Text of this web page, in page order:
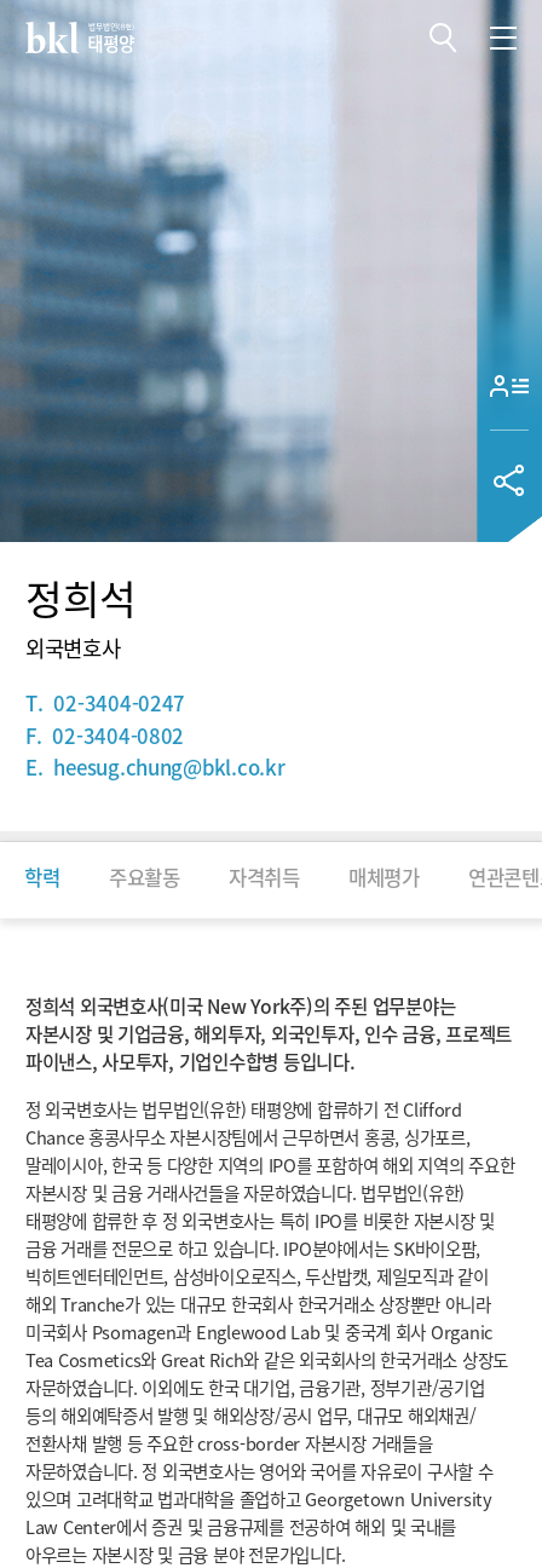
정희석
외국변호사
T. 02-3404-0247
F. 02-3404-0802
E. heesug.chung@bkl.co.kr
학력 주요활동 자격취득 매체평가 연관콘
정희석 외국변호사(미국 New York주)의 주된 업무분야는
자본시장 및 기업금융, 해외투자, 외국인투자, 인수 금융, 프로젝트
파이낸스, 사모투자, 기업인수합병 등입니다.
정 외국변호사는 법무법인(유한) 태평양에 합류하기 전 Clifford
Chance 홍콩사무소 자본시장팀에서 근무하면서 홍콩, 싱가포르,
말레이시아, 한국 등 다양한 지역의 IPO를 포함하여 해외 지역의 주요한
자본시장 및 금융 거래사건들을 자문하였습니다. 법무법인(유한)
태평양에 합류한 후 정 외국변호사는 특히 IPO를 비롯한 자본시장 및
금융 거래를 전문으로 하고 있습니다. IPO분야에서는 SK바이오팜,
빅히트엔터테인먼트, 삼성바이오로직스, 두산밥캣, 제일모직과 같이
해외 Tranche가 있는 대규모 한국회사 한국거래소 상장뿐만 아니라
미국회사 Psomagen과 Englewood Lab 및 중국계 회사 Organic
Tea Cosmetics와 Great Rich와 같은 외국회사의 한국거래소 상장도
자문하였습니다. 이외에도 한국 대기업, 금융기관, 정부기관/공기업
등의 해외예탁증서 발행 및 해외상장/공시 업무, 대규모 해외채권/
전환사채 발행 등 주요한 cross-border 자본시장 거래들을
자문하였습니다. 정 외국변호사는 영어와 국어를 자유로이 구사할 수
있으며 고려대학교 법과대학을 졸업하고 Georgetown University
Law Center에서 증권 및 금융규제를 전공하여 해외 및 국내를
아우르는 자본시장 및 금융 분야 전문가입니다.